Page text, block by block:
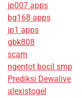
jp007 apps
bg168 apps
jp1 apps
gbk808
scam
ngentot bocil smp
Prediksi Dewalive
alexistogel